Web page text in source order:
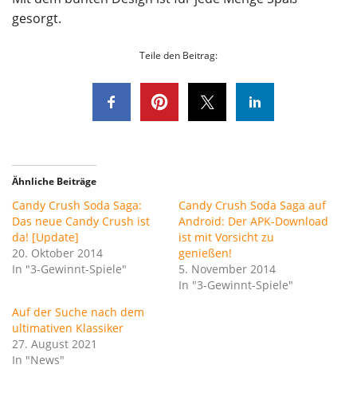
gesorgt.
Teile den Beitrag:
Ähnliche Beiträge
Candy Crush Soda Saga:
Das neue Candy Crush ist
da! [Update]
20. Oktober 2014
In "3-Gewinnt-Spiele"
Candy Crush Soda Saga auf
Android: Der APK-Download
ist mit Vorsicht zu
genießen!
5. November 2014
In "3-Gewinnt-Spiele"
Auf der Suche nach dem
ultimativen Klassiker
27. August 2021
In "News"